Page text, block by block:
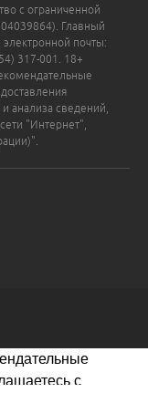
с ограниченной
Главный
почты:
317-001. 18+
анализа сведений,
"Интернет",
с